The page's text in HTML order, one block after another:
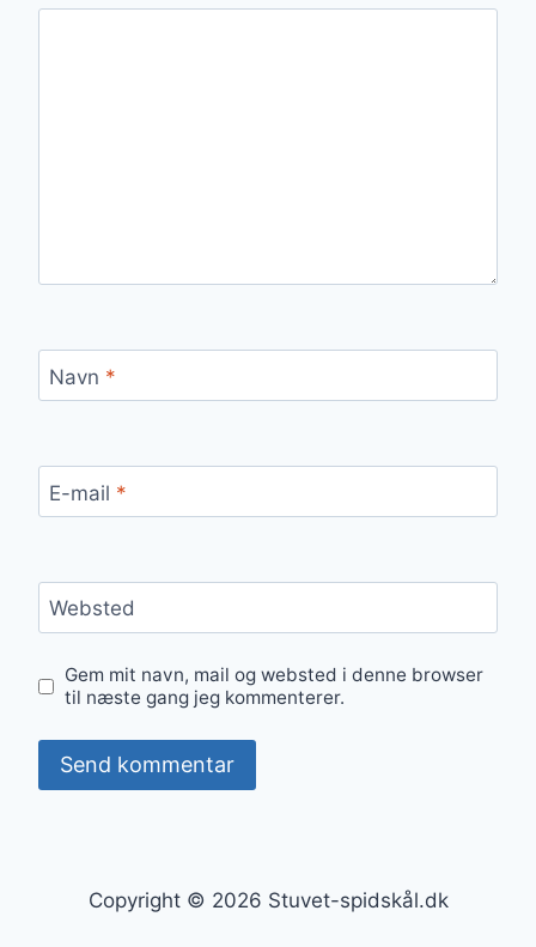
Navn *
E-mail *
Websted
Gem mit navn, mail og websted i denne browser
til næste gang jeg kommenterer.
Copyright © 2026 Stuvet-spidskål.dk